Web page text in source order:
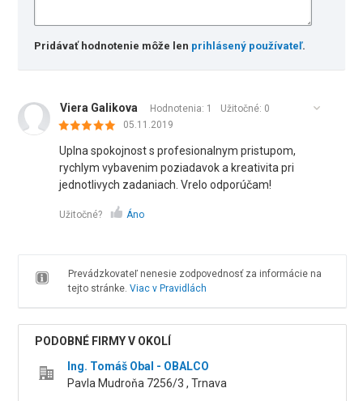
Pridávať hodnotenie môže len prihlásený používateľ.
Viera Galikova Hodnotenia: 1 Užitočné: 0
05.11.2019
Uplna spokojnost s profesionalnym pristupom,
rychlym vybavenim poziadavok a kreativita pri
jednotlivych zadaniach. Vrelo odporúčam!
Užitočné? Áno
Prevádzkovateľ nenesie zodpovednosť za informácie na
tejto stránke. Viac v Pravidlách
PODOBNÉ FIRMY V OKOLÍ
Ing. Tomáš Obal - OBALCO
Pavla Mudroňa 7256/3 , Trnava